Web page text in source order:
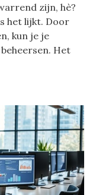
zijn, hè?
het lijkt. Door
kun je je
Het